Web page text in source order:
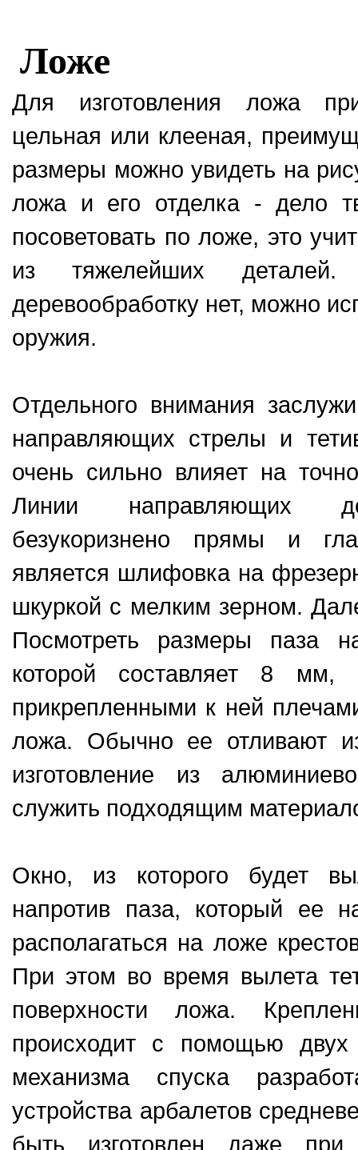
Ложе
Для изготовления ложа
цельная или клееная,
размеры можно увидеть на
ложа и его отделка - дело
посоветовать по ложе, это
из тяжелейших
деревообработку нет, можно
оружия.
Отдельного внимания
направляющих стрелы и
очень сильно влияет на
Линии направляющих
безукоризнено прямы и
является шлифовка на
шкуркой с мелким зерном.
Посмотреть размеры паза
которой составляет 8
прикрепленными к ней
ложа. Обычно ее отливают
изготовление из
служить подходящим
Окно, из которого будет
напротив паза, который ее
располагаться на ложе
При этом во время вылета
поверхности ложа.
происходит с помощью
механизма спуска
устройства арбалетов
быть изготовлен даже